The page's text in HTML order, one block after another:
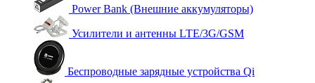
Power Bank (Внешние аккумуляторы)
Усилители и антенны LTE/3G/GSM
Беспроводные зарядные устройства Qi